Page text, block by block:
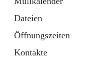
Dateien
Öffnungszeiten
Kontakte